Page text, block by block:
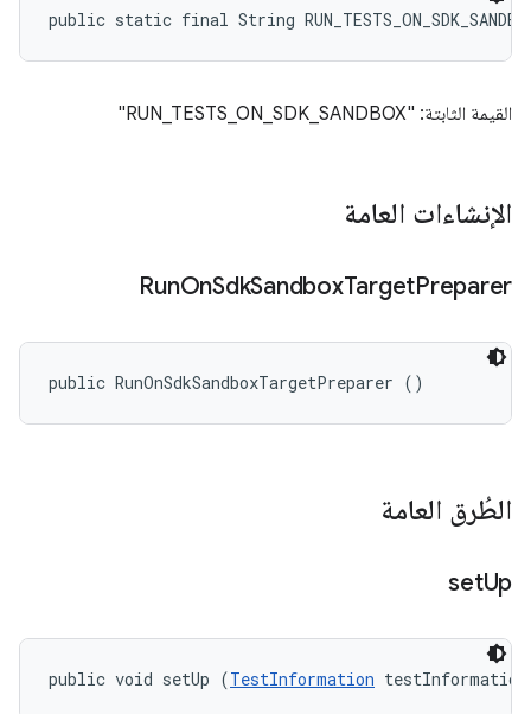
public static final String
القيمة الثابتة: "RUN_TESTS_ON_SDK_SANDBOX"
الإنشاءات العامة
RunOnSdkSandboxTargetPreparer
public RunOnSdkSandboxTargetPreparer ()
الطُرق العامة
setUp
public void setUp (TestInformation